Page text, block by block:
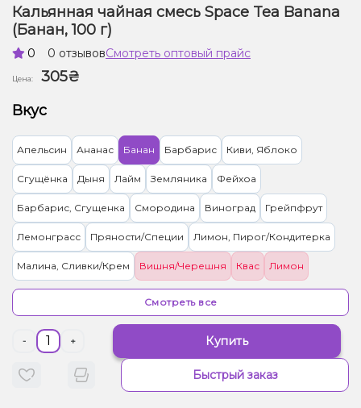
Кальянная чайная смесь Space Tea Banana
(Банан, 100 г)
0 0 отзывовСмотреть оптовый прайс
Цена:
305₴
Вкус
Апельсин Ананас Банан Барбарис Киви, Яблоко
Сгущёнка Дыня Лайм Земляника Фейхоа
Барбарис, Сгущенка Смородина Виноград Грейпфрут
Лемонграсс Пряности/Специи Лимон, Пирог/Кондитерка
Малина, Сливки/Крем Вишня/Черешня Квас Лимон
Грейпфрут, Клубника, Малина Попкорн
Виноград, Лёд/Холодок
Конфеты, Яблоко Клубника, Конфеты, Сливки/Крем
Смотреть все
- + Купить
Быстрый заказ